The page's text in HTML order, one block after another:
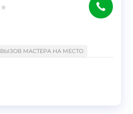
ВЫЗОВ МАСТЕРА НА МЕСТО